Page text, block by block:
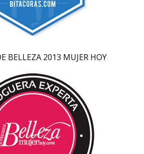
BELLEZA 2013 MUJER HOY